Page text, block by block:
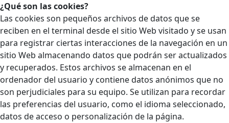
¿Qué son las cookies?
Las cookies son pequeños archivos de datos que se
reciben en el terminal desde el sitio Web visitado y se usan
para registrar ciertas interacciones de la navegación en un
sitio Web almacenando datos que podrán ser actualizados
y recuperados. Estos archivos se almacenan en el
ordenador del usuario y contiene datos anónimos que no
son perjudiciales para su equipo. Se utilizan para recordar
las preferencias del usuario, como el idioma seleccionado,
datos de acceso o personalización de la página.